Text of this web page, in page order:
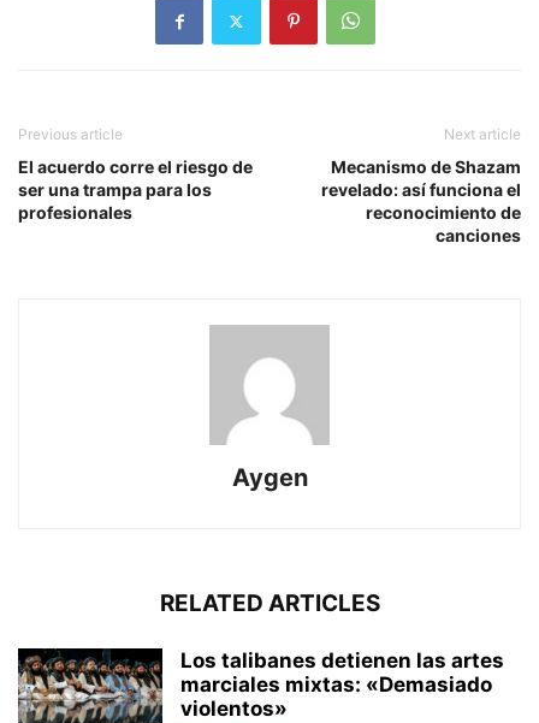
Previous article
El acuerdo corre el riesgo de
ser una trampa para los
profesionales
Next article
Mecanismo de Shazam
revelado: así funciona el
reconocimiento de
canciones
Aygen
RELATED ARTICLES
Los talibanes detienen las artes
marciales mixtas: «Demasiado
violentos»